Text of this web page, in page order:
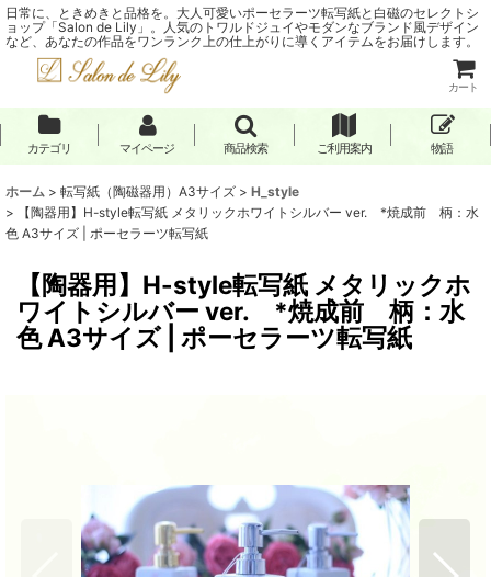
日常に、ときめきと品格を。大人可愛いポーセラーツ転写紙と白磁のセレクトシ
ョップ「Salon de Lily」。人気のトワルドジュイやモダンなブランド風デザイン
など、あなたの作品をワンランク上の仕上がりに導くアイテムをお届けします。
カート
カテゴリ マイページ 商品検索 ご利用案内 物語
ホーム > 転写紙（陶磁器用）A3サイズ > H_style
>
【陶器用】H-style転写紙 メタリックホワイトシルバー ver. *焼成前 柄：水
色 A3サイズ | ポーセラーツ転写紙
【陶器用】H-style転写紙 メタリックホ
ワイトシルバー ver. *焼成前 柄：水
色 A3サイズ | ポーセラーツ転写紙